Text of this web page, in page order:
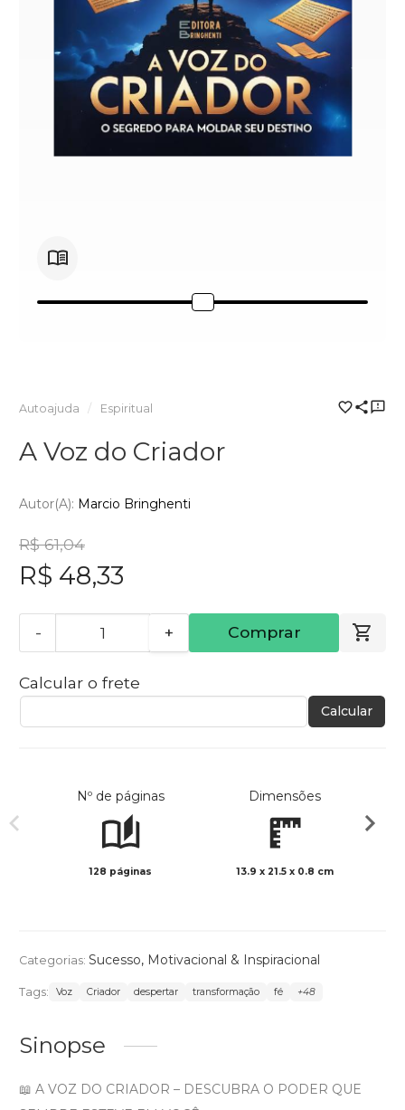
Autoajuda Espiritual
A Voz do Criador
Autor(a): Marcio Bringhenti
R$ 61,04
R$ 48,33
- + Comprar
Calcular o frete
Calcular
Nº de páginas
128 páginas
Dimensões
13.9 x 21.5 x 0.8 cm
Categorias: Sucesso, Motivacional & Inspiracional
Tags: Voz Criador despertar transformação fé +48
Sinopse
📖 A VOZ DO CRIADOR – DESCUBRA O PODER QUE